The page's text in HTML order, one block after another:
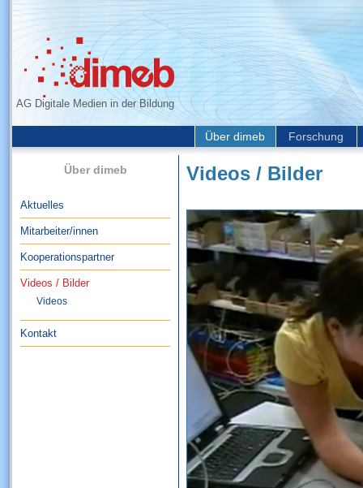
AG Digitale Medien in der Bildung
Über dimeb Forschung
Über dimeb
Aktuelles
Mitarbeiter/innen
Kooperationspartner
Videos / Bilder
Videos
Kontakt
Videos / Bilder